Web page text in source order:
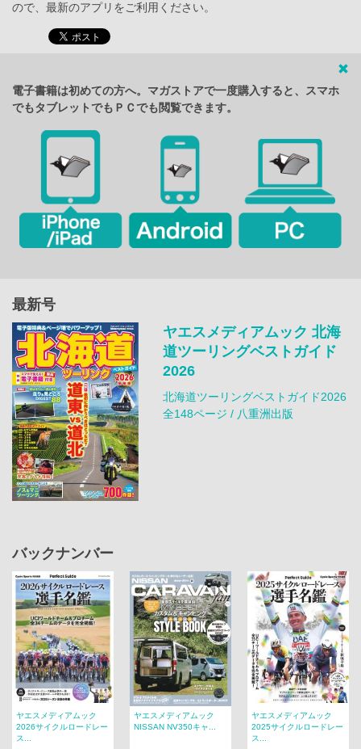
ので、最新のアプリをご利用ください。
電子書籍は初めての方へ。マガストアで一度購入すると、スマホ
でもタブレットでもＰＣでも閲覧できます。
最新号
ヤエスメディアムック 北海
道ツーリングベストガイド
2026
北海道ツーリングベストガイド2026
全148ページ / 八重洲出版
バックナンバー
ヤエスメディアムック
2026サイクルロードレー
ス...
ヤエスメディアムック
NISSAN NV350キャ...
ヤエスメディアムック
2025サイクルロードレー
ス...